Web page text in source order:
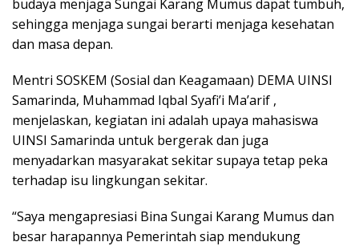
budaya menjaga Sungai Karang Mumus dapat tumbuh,
sehingga menjaga sungai berarti menjaga kesehatan
dan masa depan.
Mentri SOSKEM (Sosial dan Keagamaan) DEMA UINSI
Samarinda, Muhammad Iqbal Syafi’i Ma’arif ,
menjelaskan, kegiatan ini adalah upaya mahasiswa
UINSI Samarinda untuk bergerak dan juga
menyadarkan masyarakat sekitar supaya tetap peka
terhadap isu lingkungan sekitar.
“Saya mengapresiasi Bina Sungai Karang Mumus dan
besar harapannya Pemerintah siap mendukung